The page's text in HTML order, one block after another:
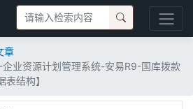
章
业资源计划管理系统-安易R9-国库拨款
结构】